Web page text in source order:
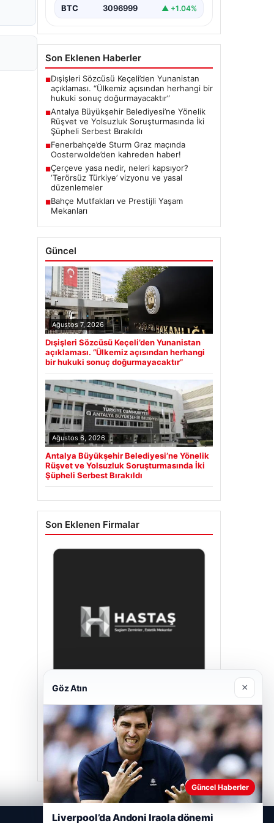
önemli gelişmeler yaşandı.
BTC 3096999 ▲ +1.04%
Son Eklenen Haberler
■Dışişleri Sözcüsü Keçeli’den Yunanistan
açıklaması. “Ülkemiz açısından herhangi bir
hukuki sonuç doğurmayacaktır”
■Antalya Büyükşehir Belediyesi’ne Yönelik
Rüşvet ve Yolsuzluk Soruşturmasında İki
Şüpheli Serbest Bırakıldı
■Fenerbahçe’de Sturm Graz maçında
Oosterwolde’den kahreden haber!
■Çerçeve yasa nedir, neleri kapsıyor?
‘Terörsüz Türkiye’ vizyonu ve yasal
düzenlemeler
■Bahçe Mutfakları ve Prestijli Yaşam
Mekanları
Güncel
Ağustos 7, 2026
Dışişleri Sözcüsü Keçeli’den Yunanistan
açıklaması. “Ülkemiz açısından herhangi
bir hukuki sonuç doğurmayacaktır”
Ağustos 6, 2026
Antalya Büyükşehir Belediyesi’ne Yönelik
Rüşvet ve Yolsuzluk Soruşturmasında İki
Şüpheli Serbest Bırakıldı
Son Eklenen Firmalar
Hastaş Beton
Mayıs 26, 2026
Göz Atın ×
Güncel Haberler
Liverpool’da Andoni Iraola dönemi